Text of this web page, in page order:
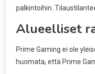
palkintoihin.
Alueelliset
Prime Gaming ei ole
huomata, että Prime